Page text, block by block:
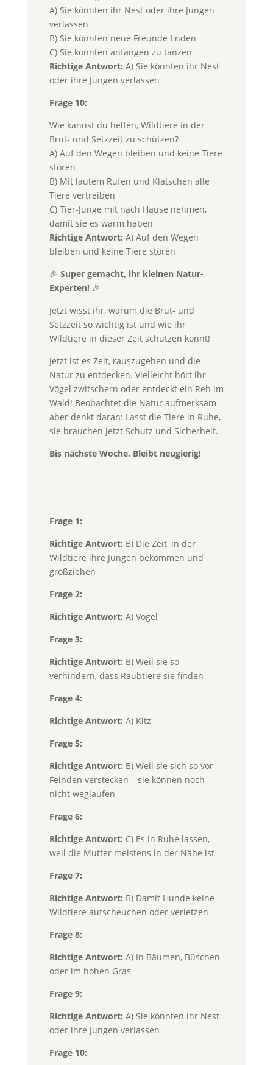
A) Sie könnten ihr Nest oder ihre Jungen
verlassen
B) Sie könnten neue Freunde finden
C) Sie könnten anfangen zu tanzen
Richtige Antwort: A) Sie könnten ihr Nest
oder ihre Jungen verlassen
Frage 10:
Wie kannst du helfen, Wildtiere in der
Brut- und Setzzeit zu schützen?
A) Auf den Wegen bleiben und keine Tiere
stören
B) Mit lautem Rufen und Klatschen alle
Tiere vertreiben
C) Tier-Junge mit nach Hause nehmen,
damit sie es warm haben
Richtige Antwort: A) Auf den Wegen
bleiben und keine Tiere stören
🎉 Super gemacht, ihr kleinen Natur-
Experten! 🎉
Jetzt wisst ihr, warum die Brut- und
Setzzeit so wichtig ist und wie ihr
Wildtiere in dieser Zeit schützen könnt!
Jetzt ist es Zeit, rauszugehen und die
Natur zu entdecken. Vielleicht hört ihr
Vögel zwitschern oder entdeckt ein Reh im
Wald! Beobachtet die Natur aufmerksam –
aber denkt daran: Lasst die Tiere in Ruhe,
sie brauchen jetzt Schutz und Sicherheit.
Bis nächste Woche. Bleibt neugierig!
Frage 1:
Richtige Antwort: B) Die Zeit, in der
Wildtiere ihre Jungen bekommen und
großziehen
Frage 2:
Richtige Antwort: A) Vögel
Frage 3:
Richtige Antwort: B) Weil sie so
verhindern, dass Raubtiere sie finden
Frage 4:
Richtige Antwort: A) Kitz
Frage 5:
Richtige Antwort: B) Weil sie sich so vor
Feinden verstecken – sie können noch
nicht weglaufen
Frage 6:
Richtige Antwort: C) Es in Ruhe lassen,
weil die Mutter meistens in der Nähe ist
Frage 7:
Richtige Antwort: B) Damit Hunde keine
Wildtiere aufscheuchen oder verletzen
Frage 8:
Richtige Antwort: A) In Bäumen, Büschen
oder im hohen Gras
Frage 9:
Richtige Antwort: A) Sie könnten ihr Nest
oder ihre Jungen verlassen
Frage 10: